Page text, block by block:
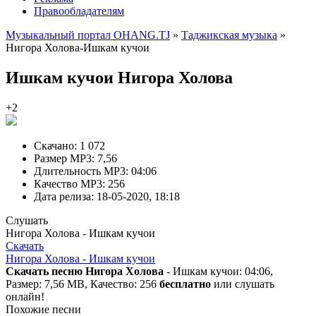
Правообладателям
Музыкальный портал OHANG.TJ » Таджикская музыка »
Нигора Холова-Ишкам кучои
Ишкам кучои Нигора Холова
+2
Скачано: 1 072
Размер MP3: 7,56
Длительность MP3: 04:06
Качество MP3: 256
Дата релиза: 18-05-2020, 18:18
Слушать
Нигора Холова - Ишкам кучои
Скачать
Нигора Холова - Ишкам кучои
Скачать песню Нигора Холова - Ишкам кучои: 04:06,
Размер: 7,56 MB, Качество: 256 бесплатно или слушать
онлайн!
Похожие песни